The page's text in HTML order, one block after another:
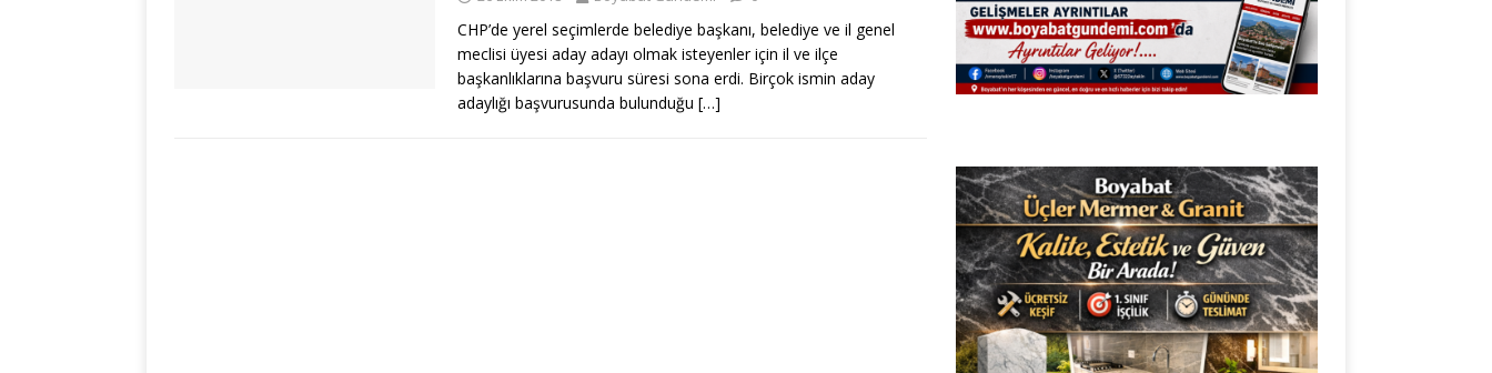
CHP’de yerel seçimlerde belediye başkanı, belediye ve il genel
meclisi üyesi aday adayı olmak isteyenler için il ve ilçe
başkanlıklarına başvuru süresi sona erdi. Birçok ismin aday
adaylığı başvurusunda bulunduğu […]